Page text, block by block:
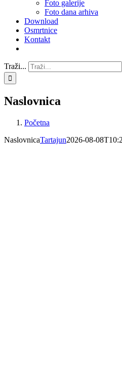
Foto galerije
Foto dana arhiva
Download
Osmrtnice
Kontakt
Traži...
Naslovnica
Početna
NaslovnicaTartajun2026-08-